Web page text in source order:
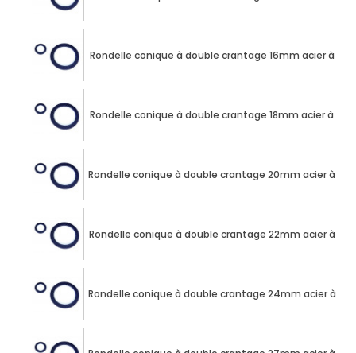
Rondelle conique à double crantage 16mm acier à
Rondelle conique à double crantage 18mm acier à
Rondelle conique à double crantage 20mm acier à
Rondelle conique à double crantage 22mm acier à
Rondelle conique à double crantage 24mm acier à